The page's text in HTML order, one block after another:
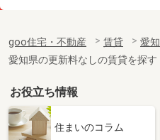
専有面積
間取り
1LDK
愛知県名古屋市港区東蟹田
価 格
4.60
goo住宅・不動産 賃貸
愛
愛知県の更新料なしの賃貸を探す
お役立ち情報
住まいのコラム